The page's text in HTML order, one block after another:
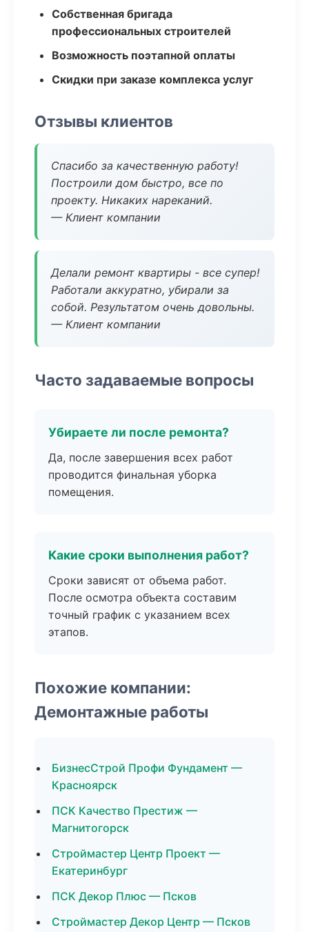
Собственная бригада
профессиональных строителей
Возможность поэтапной оплаты
Скидки при заказе комплекса услуг
Отзывы клиентов
Спасибо за качественную работу!
Построили дом быстро, все по
проекту. Никаких нареканий.
— Клиент компании
Делали ремонт квартиры - все супер!
Работали аккуратно, убирали за
собой. Результатом очень довольны.
— Клиент компании
Часто задаваемые вопросы
Убираете ли после ремонта?
Да, после завершения всех работ
проводится финальная уборка
помещения.
Какие сроки выполнения работ?
Сроки зависят от объема работ.
После осмотра объекта составим
точный график с указанием всех
этапов.
Похожие компании:
Демонтажные работы
БизнесСтрой Профи Фундамент —
Красноярск
ПСК Качество Престиж —
Магнитогорск
Строймастер Центр Проект —
Екатеринбург
ПСК Декор Плюс — Псков
Строймастер Декор Центр — Псков